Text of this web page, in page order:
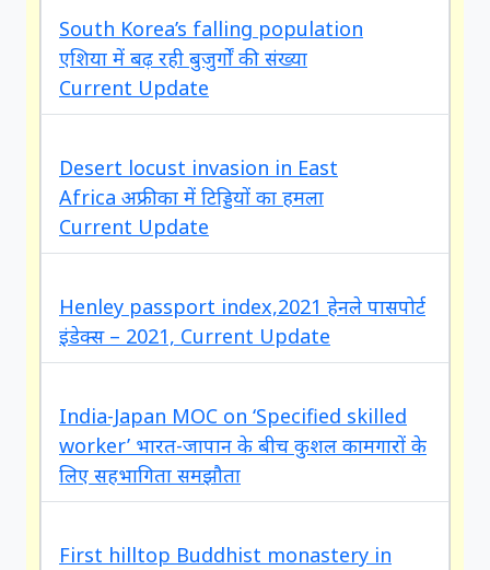
South Korea’s falling population
एशिया में बढ़ रही बुजुर्गों की संख्या
Current Update
Desert locust invasion in East
Africa अफ्रीका में टिड्डियों का हमला
Current Update
Henley passport index,2021 हेनले पासपोर्ट
इंडेक्स – 2021, Current Update
India-Japan MOC on ‘Specified skilled
worker’ भारत-जापान के बीच कुशल कामगारों के
लिए सहभागिता समझौता
First hilltop Buddhist monastery in